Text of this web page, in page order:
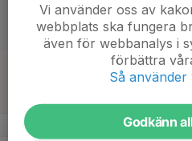
16:00
U20 Division 1 Herr Syd B
Åse & Viste Arena
Match mot IFK
U18 Division 2 Herr Syd B
v.43
Vi använder oss av
webbplats ska fungera
även för webbanalys i
förbättra
Så använder
Godkänn